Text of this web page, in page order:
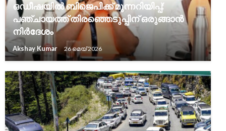
ഒഡീഷയിൽ ബിജെപിക്ക് മുന്നറിയിപ്പ്:
പഞ്ചായത്ത് തിരഞ്ഞെടുപ്പിന് ഒരുങ്ങാൻ
നിർദേശം
Akshay Kumar 26 മെയ്‌ 2026